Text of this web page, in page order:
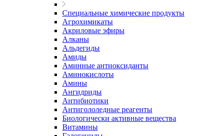
Специальные химические продукты
Агрохимикаты
Акриловые эфиры
Алканы
Альдегиды
Амиды
Аминные антиоксиданты
Аминокислоты
Амины
Ангидриды
Антибиотики
Антигололедные реагенты
Биологически активные вещества
Витамины